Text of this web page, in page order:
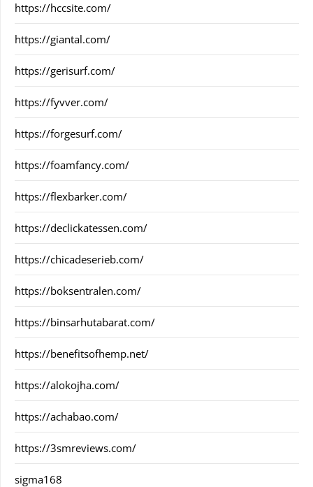
https://hccsite.com/
https://giantal.com/
https://gerisurf.com/
https://fyvver.com/
https://forgesurf.com/
https://foamfancy.com/
https://flexbarker.com/
https://declickatessen.com/
https://chicadeserieb.com/
https://boksentralen.com/
https://binsarhutabarat.com/
https://benefitsofhemp.net/
https://alokojha.com/
https://achabao.com/
https://3smreviews.com/
sigma168